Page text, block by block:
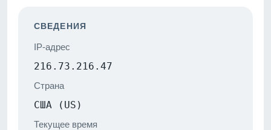
СВЕДЕНИЯ
IP-адрес
216.73.216.47
Страна
США (US)
Текущее время